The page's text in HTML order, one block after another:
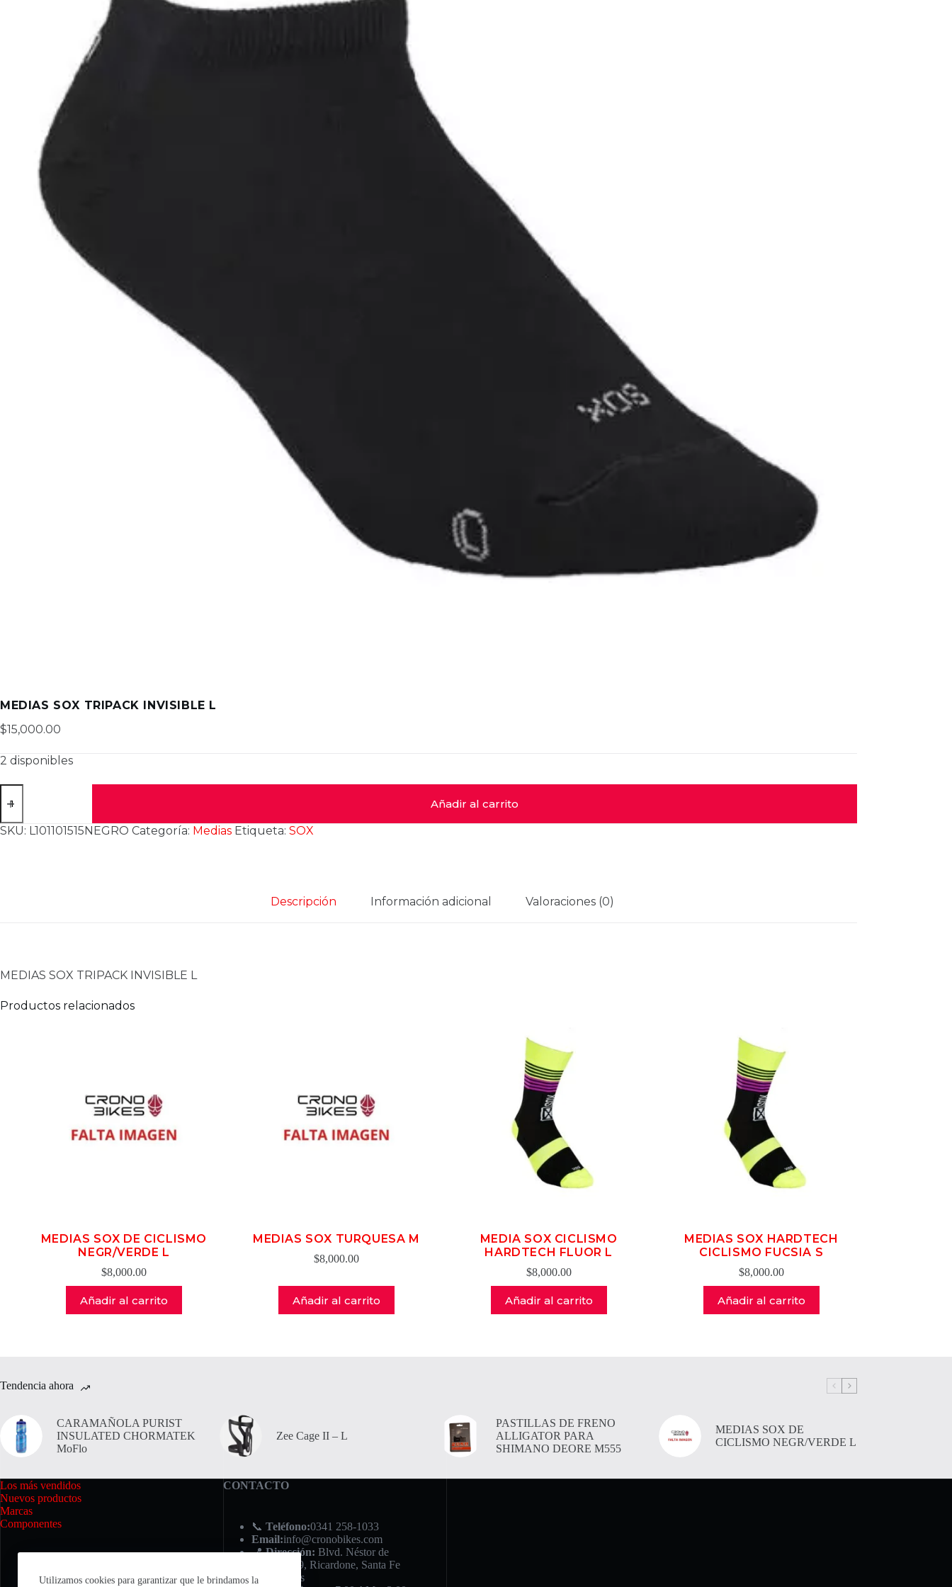
Utilizamos cookies para garantizar que le brindamos la
MEDIAS SOX TRIPACK INVISIBLE L
$15,000.00
2 disponibles
MEDIAS
SOX
INVISIBLE
Añadir al carrito
SKU: L101101515NEGRO Categoría: Medias Etiqueta: SOX
Descripción Información adicional Valoraciones (0)
MEDIAS SOX TRIPACK INVISIBLE L
Productos relacionados
MEDIAS SOX DE CICLISMO
NEGR/VERDE L
$8,000.00
Añadir al carrito
MEDIAS SOX TURQUESA M
$8,000.00
Añadir al carrito
MEDIA SOX CICLISMO
HARDTECH FLUOR L
$8,000.00
Añadir al carrito
MEDIAS SOX HARDTECH
CICLISMO FUCSIA S
$8,000.00
Añadir al carrito
Tendencia ahora
CARAMAÑOLA PURIST
INSULATED CHORMATEK
MoFlo
Zee Cage II – L
PASTILLAS DE FRENO
ALLIGATOR PARA
SHIMANO DEORE M555
MEDIAS SOX DE
CICLISMO NEGR/VERDE L
Los más vendidos
Nuevos productos
Marcas
Componentes
CONTACTO
📞 Teléfono:0341 258-1033
Email:info@cronobikes.com
📍Dirección: Blvd. Néstor de
Iriondo 749, Ricardone, Santa Fe
⏰ Horarios